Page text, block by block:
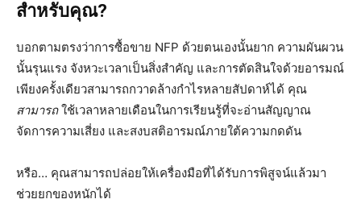
สำหรับคุณ?
บอกตามตรงว่าการซื้อขาย NFP ด้วยตนเองนั้นยาก ความผันผวน
นั้นรุนแรง จังหวะเวลาเป็นสิ่งสำคัญ และการตัดสินใจด้วยอารมณ์
เพียงครั้งเดียวสามารถกวาดล้างกำไรหลายสัปดาห์ได้ คุณ
สามารถใช้เวลาหลายเดือนในการเรียนรู้ที่จะอ่านสัญญาณ
จัดการความเสี่ยง และสงบสติอารมณ์ภายใต้ความกดดัน
หรือ… คุณสามารถปล่อยให้เครื่องมือที่ได้รับการพิสูจน์แล้วมา
ช่วยยกของหนักได้